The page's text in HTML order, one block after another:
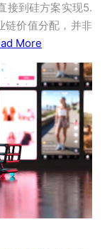
接到硅方案实现5.
链价值分配，并非
More